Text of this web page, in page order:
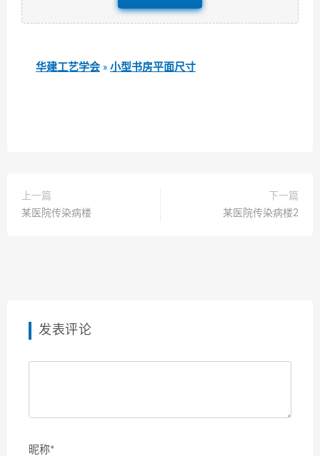
华建工艺学会 » 小型书房平面尺寸
上一篇
某医院传染病楼
下一篇
某医院传染病楼2
发表评论
昵称*